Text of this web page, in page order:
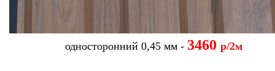
односторонний 0,45 мм - 3460 р/2м